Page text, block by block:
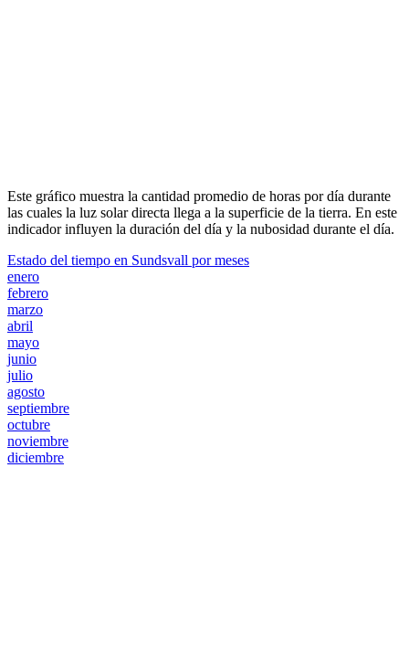
Este gráfico muestra la cantidad promedio de horas por día durante
las cuales la luz solar directa llega a la superficie de la tierra. En este
indicador influyen la duración del día y la nubosidad durante el día.
Estado del tiempo en Sundsvall por meses
enero
febrero
marzo
abril
mayo
junio
julio
agosto
septiembre
octubre
noviembre
diciembre